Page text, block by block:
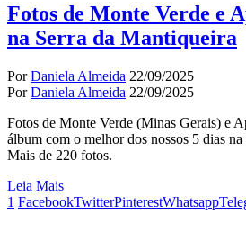
Fotos de Monte Verde e
na Serra da Mantiqueira
PorDaniela Almeida 22/09/2025
PorDaniela Almeida 22/09/2025
Fotos de Monte Verde (Minas Gerais) e
álbum com o melhor dos nossos 5 dias
Mais de 220 fotos.
Leia Mais
1 FacebookTwitterPinterestWhatsapp